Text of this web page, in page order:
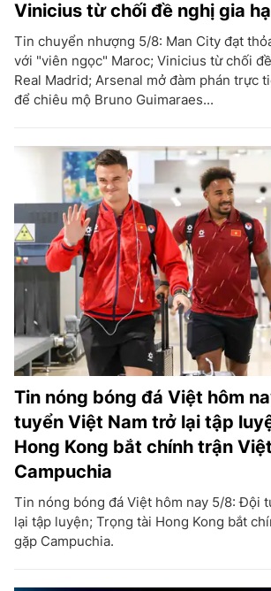
Vinicius từ chối đề nghị gia
Tin chuyển nhượng 5/8: Man City đạt
với "viên ngọc" Maroc; Vinicius từ chối
Real Madrid; Arsenal mở đàm phán trực
để chiêu mộ Bruno Guimaraes...
Tin nóng bóng đá Việt hôm
tuyển Việt Nam trở lại tập
Hong Kong bắt chính trận
Campuchia
Tin nóng bóng đá Việt hôm nay 5/8: Đội
lại tập luyện; Trọng tài Hong Kong bắt
gặp Campuchia.